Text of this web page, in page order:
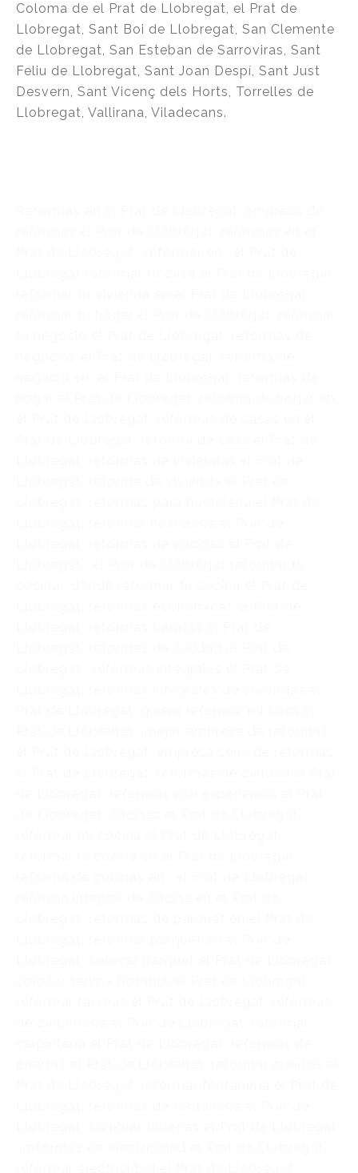
Coloma de el Prat de Llobregat, el Prat de
Llobregat, Sant Boi de Llobregat, San Clemente
de Llobregat, San Esteban de Sarroviras, Sant
Feliu de Llobregat, Sant Joan Despí, Sant Just
Desvern, Sant Vicenç dels Horts, Torrelles de
Llobregat, Vallirana, Viladecans.